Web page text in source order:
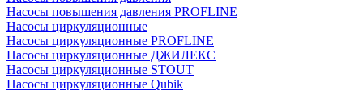
Насосы повышения давления PROFLINE
Насосы циркуляционные
Насосы циркуляционные PROFLINE
Насосы циркуляционные ДЖИЛЕКС
Насосы циркуляционные STOUT
Насосы циркуляционные Qubik